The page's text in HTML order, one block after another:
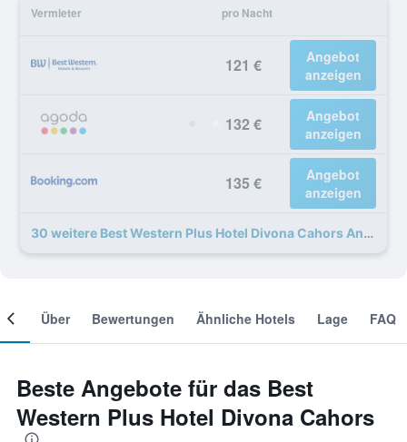
Vermieter pro Nacht
121 €
Angebot
anzeigen
132 €
Angebot
anzeigen
135 €
Angebot
anzeigen
30 weitere Best Western Plus Hotel Divona Cahors Angebote
Über Bewertungen Ähnliche Hotels Lage FAQ
Beste Angebote für das Best
Western Plus Hotel Divona Cahors